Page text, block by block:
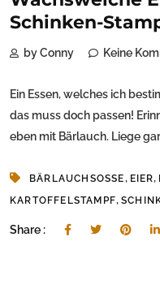
Schinken-
by Conny Keine
Ein Essen, welches ich
das muss doch passen!
eben mit Bärlauch. Liege
BÄRLAUCHSOSSE , EIER,
KARTOFFELSTAMPF,
Share :